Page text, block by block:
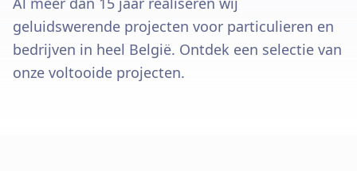
geluidswerende projecten voor particulieren en
bedrijven in heel België. Ontdek een selectie van
onze voltooide projecten.